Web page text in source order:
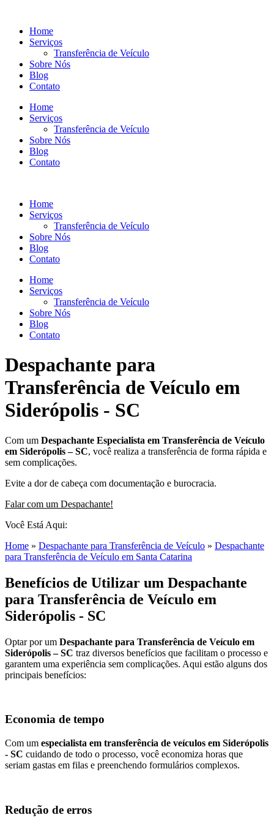
conteúdo
Home
Serviços
Transferência de Veículo
Sobre Nós
Blog
Contato
Home
Serviços
Transferência de Veículo
Sobre Nós
Blog
Contato
Home
Serviços
Transferência de Veículo
Sobre Nós
Blog
Contato
Home
Serviços
Transferência de Veículo
Sobre Nós
Blog
Contato
Despachante para
Transferência de Veículo em
Siderópolis - SC
Com um Despachante Especialista em Transferência de Veículo
em Siderópolis – SC, você realiza a transferência de forma rápida e
sem complicações.
Evite a dor de cabeça com documentação e burocracia.
Falar com um Despachante!
Você Está Aqui:
Home » Despachante para Transferência de Veículo » Despachante
para Transferência de Veículo em Santa Catarina
Benefícios de Utilizar um Despachante
para Transferência de Veículo em
Siderópolis - SC
Optar por um Despachante para Transferência de Veículo em
Siderópolis – SC traz diversos benefícios que facilitam o processo e
garantem uma experiência sem complicações. Aqui estão alguns dos
principais benefícios:
Economia de tempo
Com um especialista em transferência de veículos em Siderópolis
- SC cuidando de todo o processo, você economiza horas que
seriam gastas em filas e preenchendo formulários complexos.
Redução de erros